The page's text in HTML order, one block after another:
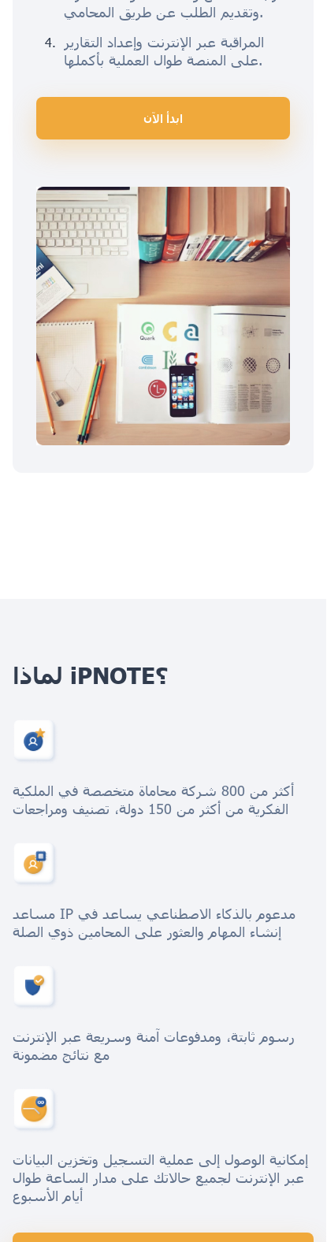
وتقديم الطلب عن طريق المحامي.
المراقبة عبر الإنترنت وإعداد التقارير
على المنصة طوال العملية بأكملها.
ابدأ الآن
لماذا iPNOTE؟
أكثر من 800 شركة محاماة متخصصة في الملكية
الفكرية من أكثر من 150 دولة، تصنيف ومراجعات
مساعد IP مدعوم بالذكاء الاصطناعي يساعد في
إنشاء المهام والعثور على المحامين ذوي الصلة
رسوم ثابتة، ومدفوعات آمنة وسريعة عبر الإنترنت
مع نتائج مضمونة
إمكانية الوصول إلى عملية التسجيل وتخزين البيانات
عبر الإنترنت لجميع حالاتك على مدار الساعة طوال
أيام الأسبوع